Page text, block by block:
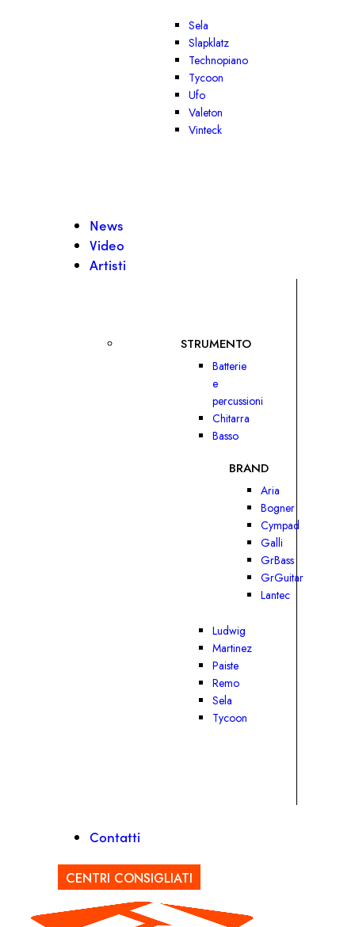
Sela
Slapklatz
Technopiano
Tycoon
Ufo
Valeton
Vinteck
News
Video
Artisti
STRUMENTO
Batterie
e
percussioni
Chitarra
Basso
BRAND
Aria
Bogner
Cympad
Galli
GrBass
GrGuitar
Lantec
Ludwig
Martinez
Paiste
Remo
Sela
Tycoon
Contatti
CENTRI CONSIGLIATI